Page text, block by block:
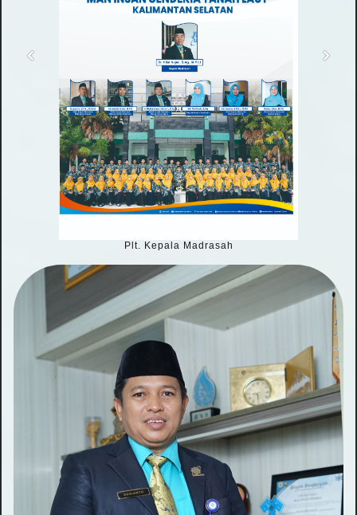
Plt. Kepala Madrasah